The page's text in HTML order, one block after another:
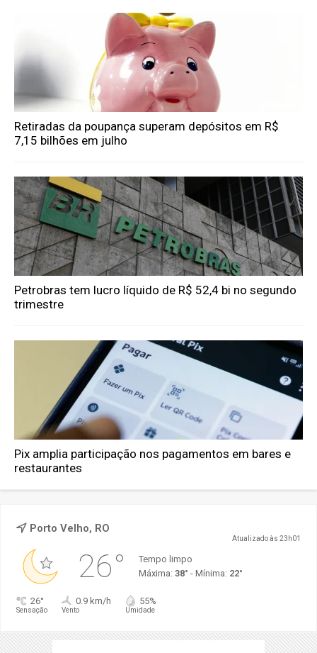
Retiradas da poupança superam depósitos em R$
7,15 bilhões em julho
Petrobras tem lucro líquido de R$ 52,4 bi no segundo
trimestre
Pix amplia participação nos pagamentos em bares e
restaurantes
Porto Velho, RO
Atualizado às 23h01
26°
Tempo limpo
Máxima: 38° - Mínima: 22°
26°
Sensação
0.9 km/h
Vento
55%
Umidade